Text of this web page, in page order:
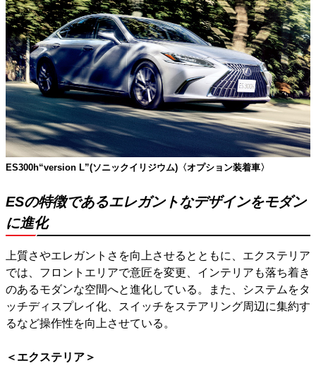
ES300h“version L”(ソニックイリジウム)〈オプション装着車〉
ESの特徴であるエレガントなデザインをモダン
に進化
上質さやエレガントさを向上させるとともに、エクステリア
では、フロントエリアで意匠を変更、インテリアも落ち着き
のあるモダンな空間へと進化している。また、システムをタ
ッチディスプレイ化、スイッチをステアリング周辺に集約す
るなど操作性を向上させている。
＜エクステリア＞